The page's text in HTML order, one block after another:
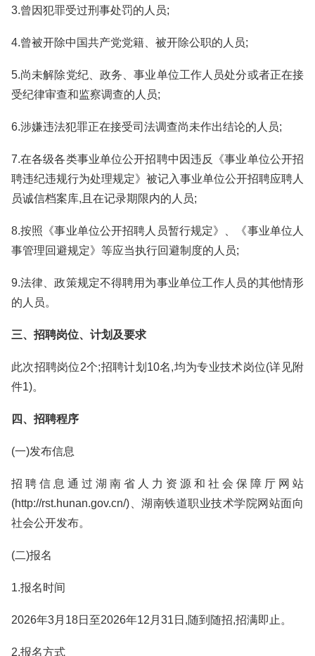
3.曾因犯罪受过刑事处罚的人员;
4.曾被开除中国共产党党籍、被开除公职的人员;
5.尚未解除党纪、政务、事业单位工作人员处分或者正在接
受纪律审查和监察调查的人员;
6.涉嫌违法犯罪正在接受司法调查尚未作出结论的人员;
7.在各级各类事业单位公开招聘中因违反《事业单位公开招
聘违纪违规行为处理规定》被记入事业单位公开招聘应聘人
员诚信档案库,且在记录期限内的人员;
8.按照《事业单位公开招聘人员暂行规定》、《事业单位人
事管理回避规定》等应当执行回避制度的人员;
9.法律、政策规定不得聘用为事业单位工作人员的其他情形
的人员。
三、招聘岗位、计划及要求
此次招聘岗位2个;招聘计划10名,均为专业技术岗位(详见附
件1)。
四、招聘程序
(一)发布信息
招聘信息通过湖南省人力资源和社会保障厅网站
(http://rst.hunan.gov.cn/)、湖南铁道职业技术学院网站面向
社会公开发布。
(二)报名
1.报名时间
2026年3月18日至2026年12月31日,随到随招,招满即止。
2.报名方式